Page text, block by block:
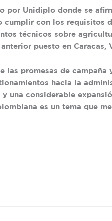
por Unidiplo donde se
cumplir con los requisitos
técnicos sobre
puesto en Caracas,
las promesas de
hacia la
y una considerable
es un tema que